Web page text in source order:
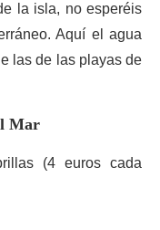
la isla, no esperéis
Aquí el agua
las de las playas de
Mar
(4 euros cada